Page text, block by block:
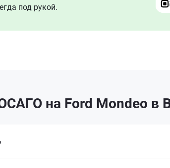
под рукой.
на Ford Mondeo в